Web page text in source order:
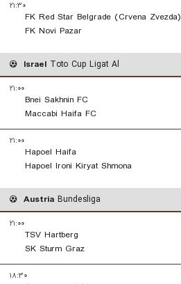
۲۱:۳۰
FK Red Star Belgrade (Crvena Zvezda)
FK Novi Pazar
Israel Toto Cup Ligat Al
۲۱:۰۰
Bnei Sakhnin FC
Maccabi Haifa FC
۲۱:۰۰
Hapoel Haifa
Hapoel Ironi Kiryat Shmona
Austria Bundesliga
۲۱:۰۰
TSV Hartberg
SK Sturm Graz
۱۸:۳۰